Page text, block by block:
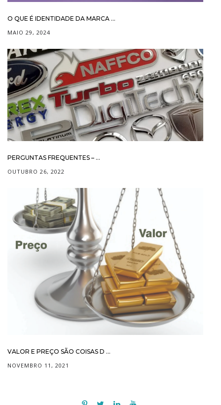
O QUE É IDENTIDADE DA MARCA ...
MAIO 29, 2024
PERGUNTAS FREQUENTES – ...
OUTUBRO 26, 2022
VALOR E PREÇO SÃO COISAS D ...
NOVEMBRO 11, 2021